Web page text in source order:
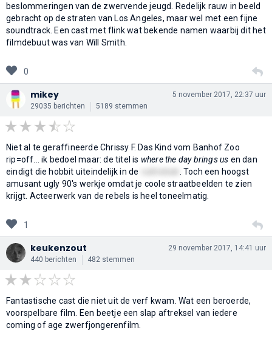
beslommeringen van de zwervende jeugd. Redelijk rauw in beeld
gebracht op de straten van Los Angeles, maar wel met een fijne
soundtrack. Een cast met flink wat bekende namen waarbij dit het
filmdebuut was van Will Smith.
0
mikey
29035 berichten 5189 stemmen
5 november 2017, 22:37 uur
Niet al te geraffineerde Chrissy F. Das Kind vom Banhof Zoo
rip=off... ik bedoel maar: de titel is where the day brings us en dan
eindigt die hobbit uiteindelijk in de
. Toch een hoogst
amusant ugly 90's werkje omdat je coole straatbeelden te zien
krijgt. Acteerwerk van de rebels is heel toneelmatig.
1
keukenzout
440 berichten 482 stemmen
29 november 2017, 14:41 uur
Fantastische cast die niet uit de verf kwam. Wat een beroerde,
voorspelbare film. Een beetje een slap aftreksel van iedere
coming of age zwerfjongerenfilm.